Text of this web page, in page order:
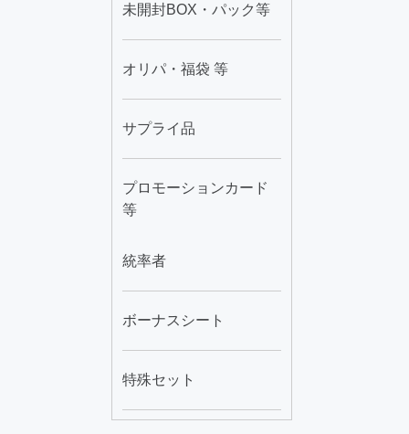
未開封BOX・パック等
オリパ・福袋 等
サプライ品
プロモーションカード
等
統率者
ボーナスシート
特殊セット